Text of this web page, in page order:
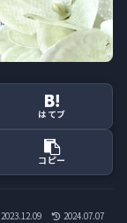
はてブ
コピー
2023.12.09 2024.07.07